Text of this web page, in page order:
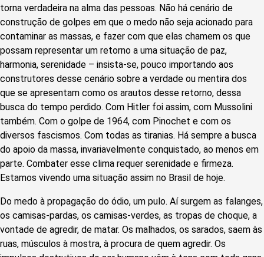
torna verdadeira na alma das pessoas. Não há cenário de
construção de golpes em que o medo não seja acionado para
contaminar as massas, e fazer com que elas chamem os que
possam representar um retorno a uma situação de paz,
harmonia, serenidade – insista-se, pouco importando aos
construtores desse cenário sobre a verdade ou mentira dos
que se apresentam como os arautos desse retorno, dessa
busca do tempo perdido. Com Hitler foi assim, com Mussolini
também. Com o golpe de 1964, com Pinochet e com os
diversos fascismos. Com todas as tiranias. Há sempre a busca
do apoio da massa, invariavelmente conquistado, ao menos em
parte. Combater esse clima requer serenidade e firmeza.
Estamos vivendo uma situação assim no Brasil de hoje.
Do medo à propagação do ódio, um pulo. Aí surgem as falanges,
os camisas-pardas, os camisas-verdes, as tropas de choque, a
vontade de agredir, de matar. Os malhados, os sarados, saem às
ruas, músculos à mostra, à procura de quem agredir. Os